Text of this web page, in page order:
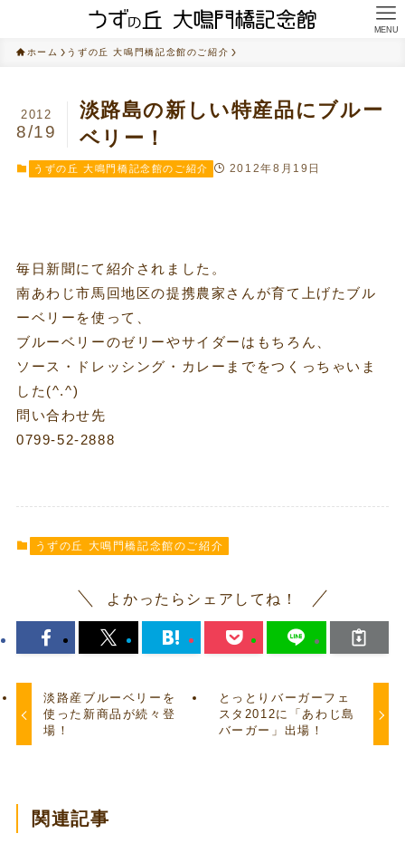
MENU
ホーム うずの丘 大鳴門橋記念館のご紹介
淡路島の新しい特産品にブルー
ベリー！
2012
8/19
うずの丘 大鳴門橋記念館のご紹介 2012年8月19日
毎日新聞にて紹介されました。
南あわじ市馬回地区の提携農家さんが育て上げたブル
ーベリーを使って、
ブルーベリーのゼリーやサイダーはもちろん、
ソース・ドレッシング・カレーまでをつくっちゃいま
した(^.^)
問い合わせ先
0799-52-2888
うずの丘 大鳴門橋記念館のご紹介
よかったらシェアしてね！
淡路産ブルーベリーを
使った新商品が続々登
場！
とっとりバーガーフェ
スタ2012に「あわじ島
バーガー」出場！
関連記事